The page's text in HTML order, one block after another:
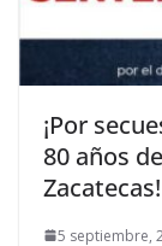
¡Por
80 años
Zacatecas!
5 septiembre,